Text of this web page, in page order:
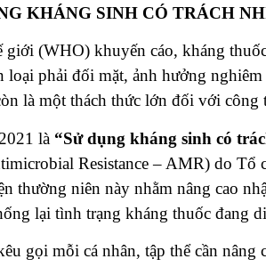
KHÁNG SINH CÓ TRÁCH
giới (WHO) khuyến cáo, kháng
loại phải đối mặt, ảnh hưởng
là một thách thức lớn đối với công
là “Sử dụng kháng sinh có
Resistance – AMR) do Tổ
thường niên này nhằm nâng cao
lại tình trạng kháng thuốc đang
gọi mỗi cá nhân, tập thể cần